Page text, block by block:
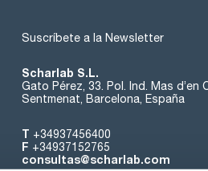
Suscríbete a la Newsletter
Scharlab S.L.
Gato Pérez, 33. Pol. Ind. Mas d’en
Sentmenat, Barcelona, España
T +34937456400
F +34937152765
consultas@scharlab.com